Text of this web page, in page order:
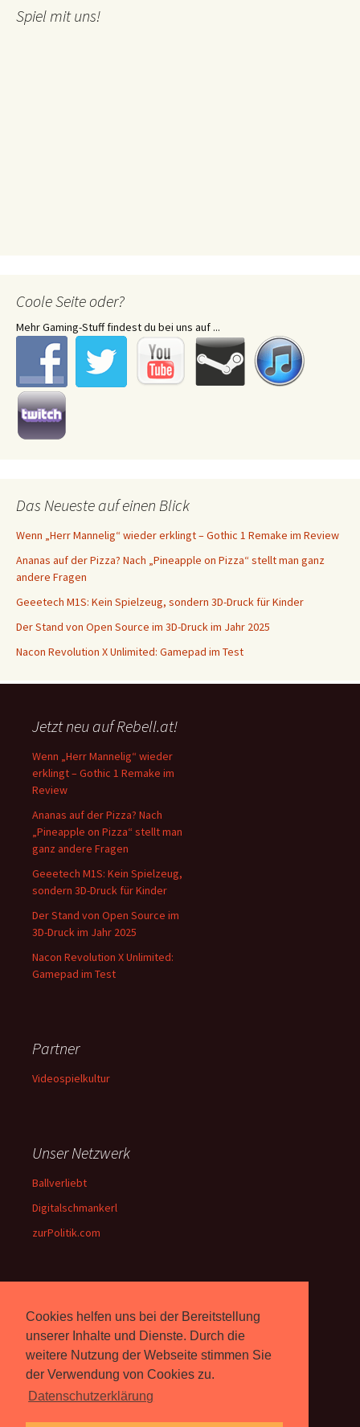
Cookies helfen uns bei der Bereitstellung
unserer Inhalte und Dienste. Durch die
weitere Nutzung der Webseite stimmen Sie
der Verwendung von Cookies zu.
Datenschutzerklärung
Spiel mit uns!
Coole Seite oder?
Mehr Gaming-Stuff findest du bei uns auf ...
Das Neueste auf einen Blick
Wenn „Herr Mannelig“ wieder erklingt – Gothic 1 Remake im Review
Ananas auf der Pizza? Nach „Pineapple on Pizza“ stellt man ganz
andere Fragen
Geeetech M1S: Kein Spielzeug, sondern 3D-Druck für Kinder
Der Stand von Open Source im 3D-Druck im Jahr 2025
Nacon Revolution X Unlimited: Gamepad im Test
Jetzt neu auf Rebell.at!
Wenn „Herr Mannelig“ wieder
erklingt – Gothic 1 Remake im
Review
Ananas auf der Pizza? Nach
„Pineapple on Pizza“ stellt man
ganz andere Fragen
Geeetech M1S: Kein Spielzeug,
sondern 3D-Druck für Kinder
Der Stand von Open Source im
3D-Druck im Jahr 2025
Nacon Revolution X Unlimited:
Gamepad im Test
Partner
Videospielkultur
Unser Netzwerk
Ballverliebt
Digitalschmankerl
zurPolitik.com
Über Uns
Rebell.atberichtet seit 2003
unabhängig über Computer-
und Videospiele. (
Impressum )